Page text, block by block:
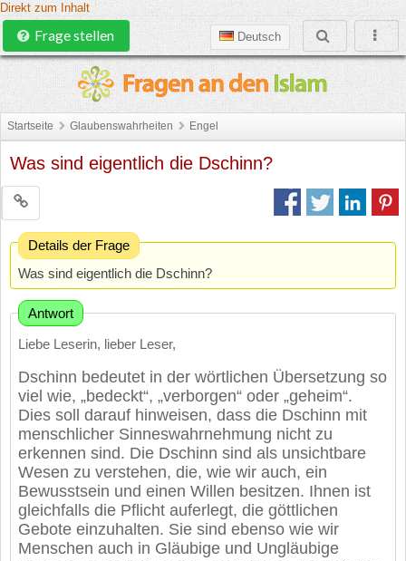
Direkt zum Inhalt
Deutsch
Frage stellen
Startseite Glaubenswahrheiten Engel
Was sind eigentlich die Dschinn?
Details der Frage
Was sind eigentlich die Dschinn?
Antwort
Liebe Leserin, lieber Leser,
Dschinn bedeutet in der wörtlichen Übersetzung so
viel wie, „bedeckt“, „verborgen“ oder „geheim“.
Dies soll darauf hinweisen, dass die Dschinn mit
menschlicher Sinneswahrnehmung nicht zu
erkennen sind. Die Dschinn sind als unsichtbare
Wesen zu verstehen, die, wie wir auch, ein
Bewusstsein und einen Willen besitzen. Ihnen ist
gleichfalls die Pflicht auferlegt, die göttlichen
Gebote einzuhalten. Sie sind ebenso wie wir
Menschen auch in Gläubige und Ungläubige